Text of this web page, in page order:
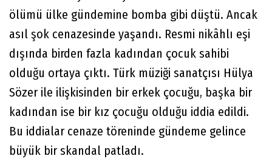
ölümü ülke gündemine bomba gibi düştü. Ancak
asıl şok cenazesinde yaşandı. Resmi nikâhlı eşi
dışında birden fazla kadından çocuk sahibi
olduğu ortaya çıktı. Türk müziği sanatçısı Hülya
Sözer ile ilişkisinden bir erkek çocuğu, başka bir
kadından ise bir kız çocuğu olduğu iddia edildi.
Bu iddialar cenaze töreninde gündeme gelince
büyük bir skandal patladı.